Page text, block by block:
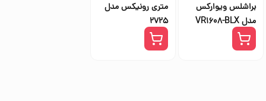
براشلس ویوارکس
مدل VR1608-BLX
متری رونیکس مدل
2725